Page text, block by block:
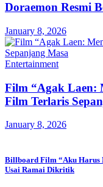
Doraemon Resmi
January 8, 2026
Entertainment
Film “Agak Laen:
Film Terlaris
January 8, 2026
Billboard Film “Aku Harus
Usai Ramai Dikritik